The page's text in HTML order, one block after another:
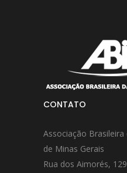
CONTATO
Associação
de Minas Gerais
Rua dos Aimorés,